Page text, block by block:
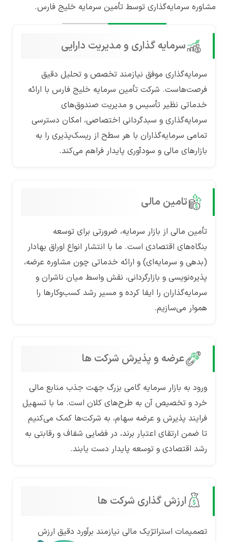
مشاوره سرمایه‌گذاری توسط تأمین سرمایه خلیج فارس.
سرمایه گذاری و مدیریت دارایی
سرمایه‌گذاری موفق نیازمند تخصص و تحلیل دقیق
فرصت‌هاست. شرکت تأمین سرمایه خلیج فارس با ارائه
خدماتی نظیر تأسیس و مدیریت صندوق‌های
سرمایه‌گذاری و سبدگردانی اختصاصی، امکان دسترسی
تمامی سرمایه‌گذاران با هر سطح از ریسک‌پذیری را به
بازارهای مالی و سودآوری پایدار فراهم می‌کند.
تامین مالی
تأمین مالی از بازار سرمایه، ضرورتی برای توسعه
بنگاه‌های اقتصادی است. ما با انتشار انواع اوراق بهادار
(بدهی و سرمایه‌ای) و ارائه خدماتی چون مشاوره عرضه،
پذیره‌نویسی و بازارگردانی، نقش واسط میان ناشران و
سرمایه‌گذاران را ایفا کرده و مسیر رشد کسب‌وکارها را
هموار می‌سازیم.
عرضه و پذیرش شرکت ها
ورود به بازار سرمایه گامی بزرگ جهت جذب منابع مالی
خرد و تخصیص آن به طرح‌های کلان است. ما با تسهیل
فرایند پذیرش و عرضه سهام، به شرکت‌ها کمک می‌کنیم
تا ضمن ارتقای اعتبار برند، در فضایی شفاف و رقابتی به
رشد اقتصادی و توسعه پایدار دست یابند.
ارزش گذاری شرکت ها
تصمیمات استراتژیک مالی نیازمند برآورد دقیق ارزش